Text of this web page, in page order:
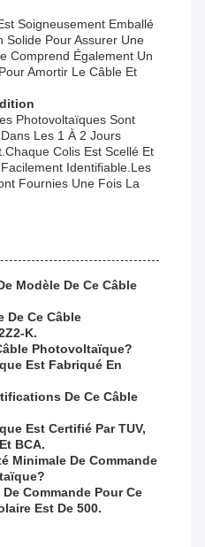
Soigneusement Emballé
Solide Pour Assurer Une
Comprend Également Un
Amortir Le Câble Et
Photovoltaïques Sont
Les 1 À 2 Jours
Colis Est Scellé Et
Identifiable.Les
Fournies Une Fois La
Modèle De Ce Câble
De Ce Câble
K.
Photovoltaïque?
Est Fabriqué En
De Ce Câble
Est Certifié Par TUV,
BCA.
Minimale De Commande
Commande Pour Ce
Est De 500.